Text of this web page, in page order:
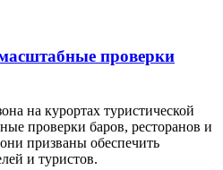
проверки
на курортах туристической
проверки баров, ресторанов и
призваны обеспечить
и туристов.